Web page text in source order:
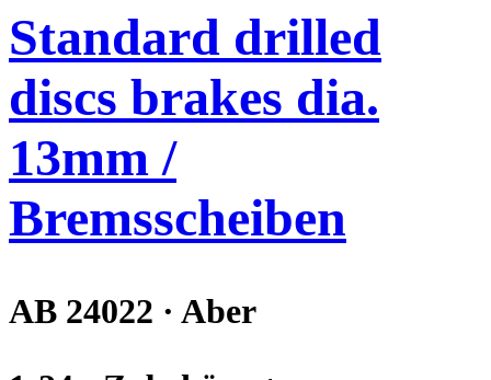
Standard drilled
discs brakes dia.
13mm /
Bremsscheiben
AB 24022 · Aber